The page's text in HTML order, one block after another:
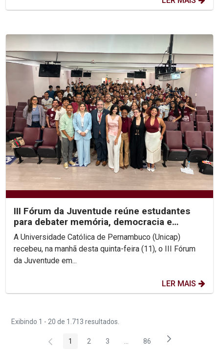
III Fórum da Juventude reúne estudantes
para debater memória, democracia e
direitos humanos na...
A Universidade Católica de Pernambuco (Unicap)
recebeu, na manhã desta quinta-feira (11), o III Fórum
da Juventude em...
LER MAIS
Exibindo 1 - 20 de 1.713 resultados.
Página
1 Página
2 Página
3 Páginas intermediárias Usar
Página
86